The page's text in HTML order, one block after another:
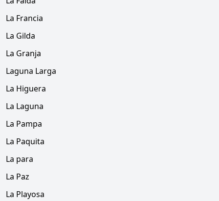
La Francia
La Gilda
La Granja
Laguna Larga
La Higuera
La Laguna
La Pampa
La Paquita
La para
La Paz
La Playosa